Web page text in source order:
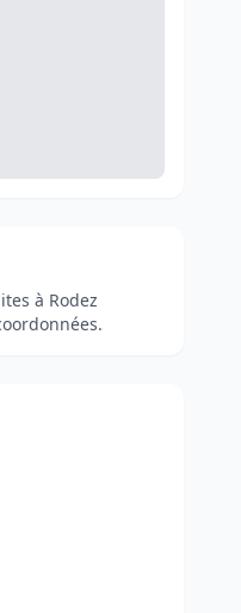
à Rodez